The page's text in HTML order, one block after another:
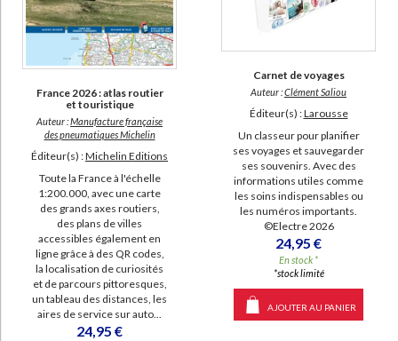
France 2026 : atlas routier
et touristique
Auteur :Manufacture française
des pneumatiques Michelin
Éditeur(s) :Michelin Editions
Toute la France à l'échelle
1:200.000, avec une carte
des grands axes routiers,
des plans de villes
accessibles également en
ligne grâce à des QR codes,
la localisation de curiosités
et de parcours pittoresques,
un tableau des distances, les
aires de service sur auto...
24,95 €
Carnet de voyages
Auteur :Clément Saliou
Éditeur(s) :Larousse
Un classeur pour planifier
ses voyages et sauvegarder
ses souvenirs. Avec des
informations utiles comme
les soins indispensables ou
les numéros importants.
©Electre 2026
24,95 €
En stock *
*stock limité
AJOUTER AU PANIER